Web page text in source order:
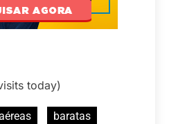
today)
baratas